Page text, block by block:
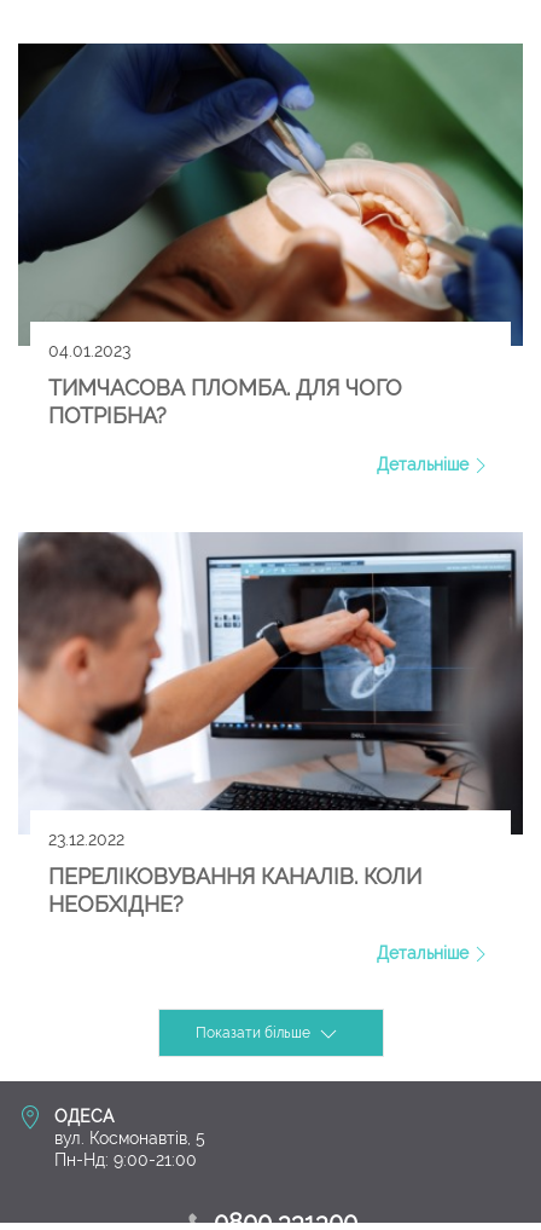
04.01.2023
ТИМЧАСОВА ПЛОМБА. ДЛЯ ЧОГО
ПОТРІБНА?
Детальніше
23.12.2022
ПЕРЕЛІКОВУВАННЯ КАНАЛІВ. КОЛИ
НЕОБХІДНЕ?
Детальніше
Показати більше
ОДЕСА
вул. Космонавтів, 5
Пн-Нд: 9:00-21:00
0800 331300